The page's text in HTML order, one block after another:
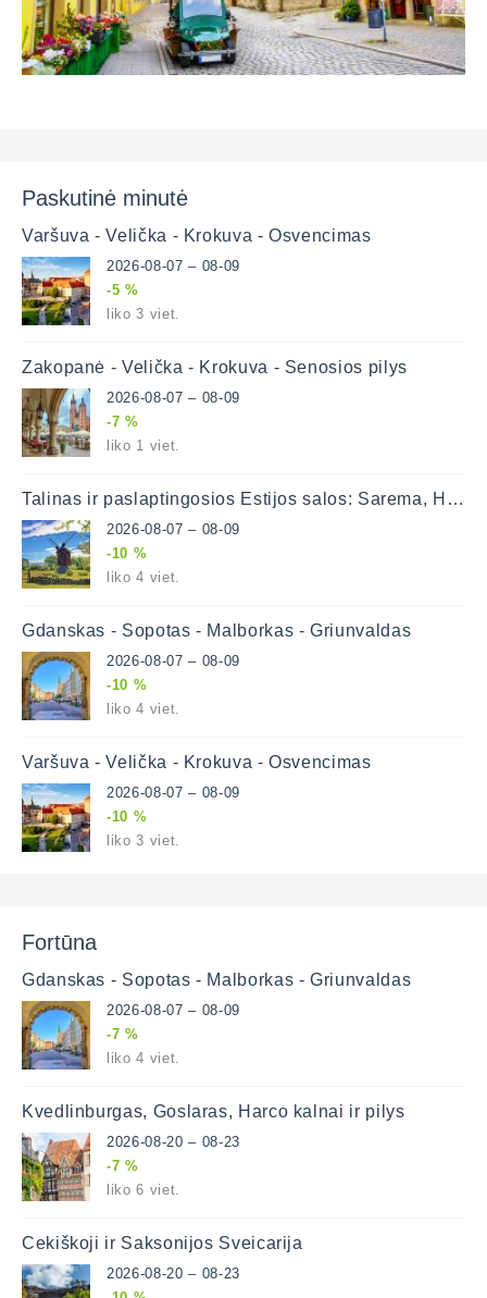
Paskutinė minutė
Varšuva - Velička - Krokuva - Osvencimas
2026-08-07 – 08-09
-5 %
liko 3 viet.
Zakopanė - Velička - Krokuva - Senosios pilys
2026-08-07 – 08-09
-7 %
liko 1 viet.
Talinas ir paslaptingosios Estijos salos: Sarema, Hiuma
2026-08-07 – 08-09
-10 %
liko 4 viet.
Gdanskas - Sopotas - Malborkas - Griunvaldas
2026-08-07 – 08-09
-10 %
liko 4 viet.
Varšuva - Velička - Krokuva - Osvencimas
2026-08-07 – 08-09
-10 %
liko 3 viet.
Fortūna
Gdanskas - Sopotas - Malborkas - Griunvaldas
2026-08-07 – 08-09
-7 %
liko 4 viet.
Kvedlinburgas, Goslaras, Harco kalnai ir pilys
2026-08-20 – 08-23
-7 %
liko 6 viet.
Čekiškoji ir Saksonijos Šveicarija
2026-08-20 – 08-23